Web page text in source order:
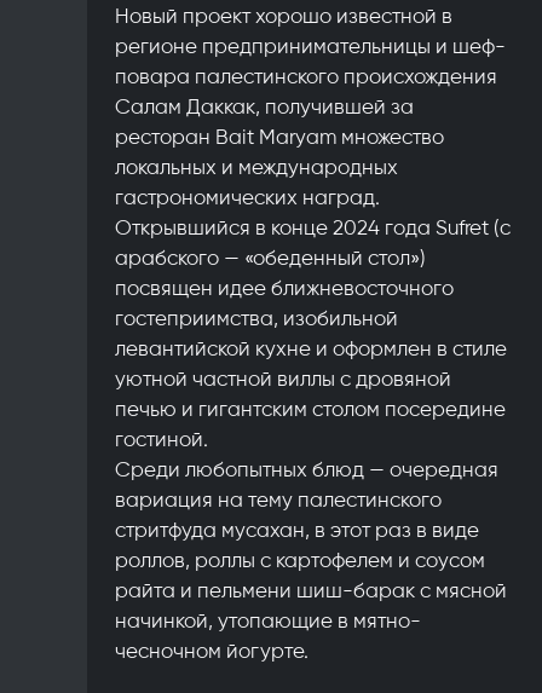
Новый проект хорошо известной в
регионе предпринимательницы и шеф-
повара палестинского происхождения
Салам Даккак, получившей за
ресторан Bait Maryam множество
локальных и международных
гастрономических наград.
Открывшийся в конце 2024 года Sufret (с
арабского — «обеденный стол»)
посвящен идее ближневосточного
гостеприимства, изобильной
левантийской кухне и оформлен в стиле
уютной частной виллы с дровяной
печью и гигантским столом посередине
гостиной.
Среди любопытных блюд — очередная
вариация на тему палестинского
стритфуда мусахан, в этот раз в виде
роллов, роллы с картофелем и соусом
райта и пельмени шиш-барак с мясной
начинкой, утопающие в мятно-
чесночном йогурте.